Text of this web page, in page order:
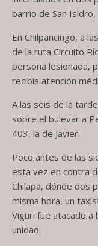
barrio de San Isidro,
En Chilpancingo, a
de la ruta Circuito
persona lesionada,
recibía atención
A las seis de la
sobre el bulevar a
403, la de Javier.
Poco antes de las
esta vez en contra
Chilapa, dónde dos
misma hora, un
Viguri fue atacado a
unidad.